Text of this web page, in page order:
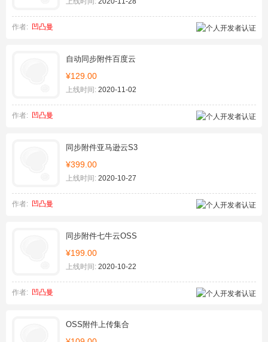
作者: 凹凸曼
自动同步附件百度云
¥129.00
上线时间: 2020-11-02
作者: 凹凸曼
同步附件亚马逊云S3
¥399.00
上线时间: 2020-10-27
作者: 凹凸曼
同步附件七牛云OSS
¥199.00
上线时间: 2020-10-22
作者: 凹凸曼
OSS附件上传集合